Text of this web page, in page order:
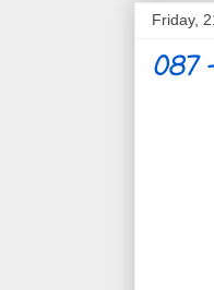
Friday,
087